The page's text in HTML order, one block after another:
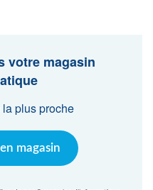
votre magasin
plus proche
magasin